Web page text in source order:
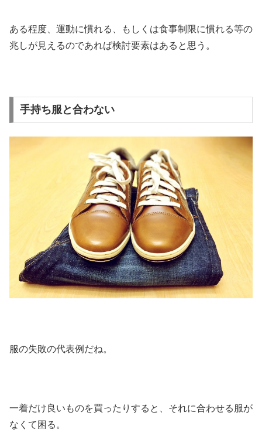
ある程度、運動に慣れる、もしくは食事制限に慣れる等の
兆しが見えるのであれば検討要素はあると思う。
手持ち服と合わない
服の失敗の代表例だね。
一着だけ良いものを買ったりすると、それに合わせる服が
なくて困る。